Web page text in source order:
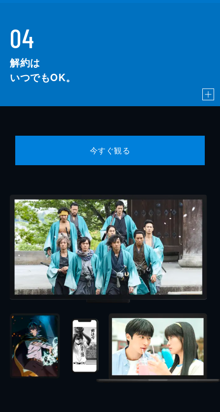
04
解約は
いつでもOK。
今すぐ観る